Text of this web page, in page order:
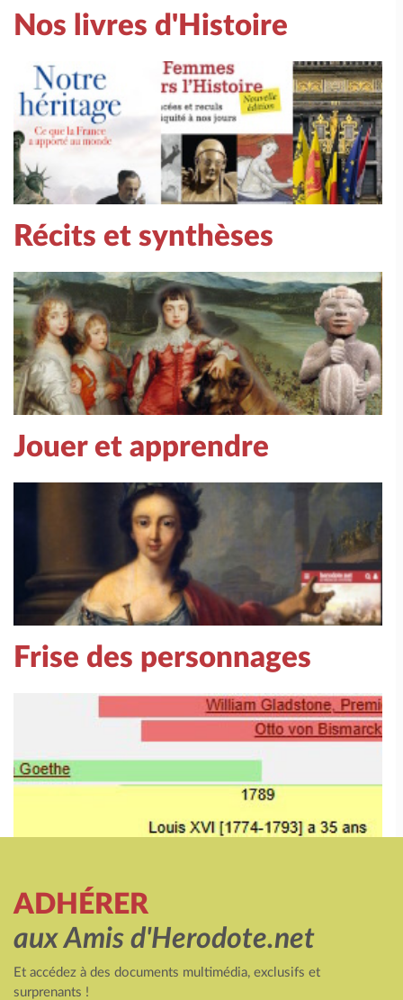
Nos livres d'Histoire
Récits et synthèses
Jouer et apprendre
Frise des personnages
ADHÉRER
aux Amis d'Herodote.net
Et accédez à des documents multimédia, exclusifs et
surprenants !